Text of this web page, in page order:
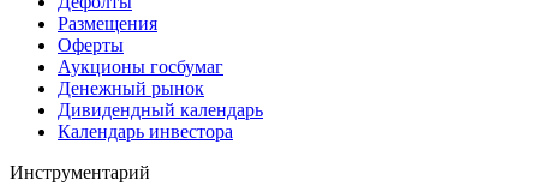
Размещения
Оферты
Аукционы госбумаг
Денежный рынок
Дивидендный календарь
Календарь инвестора
Инструментарий